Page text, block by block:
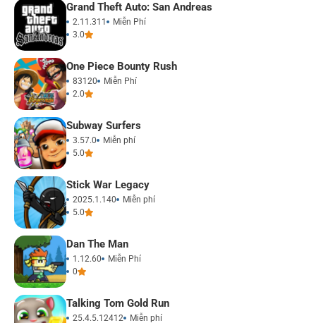
Grand Theft Auto: San Andreas
2.11.311
Miễn Phí
3.0
One Piece Bounty Rush
83120
Miễn Phí
2.0
Subway Surfers
3.57.0
Miễn phí
5.0
Stick War Legacy
2025.1.140
Miễn phí
5.0
Dan The Man
1.12.60
Miễn Phí
0
Talking Tom Gold Run
25.4.5.12412
Miễn phí